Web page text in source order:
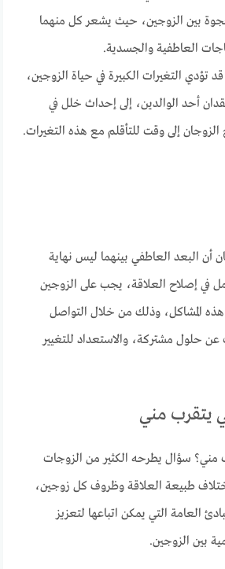
بين الزوجين، حيث يشعر كل منهما
العاطفية والجسدية.
تؤدي التغيرات الكبيرة في حياة الزوجين،
أحد الوالدين، إلى إحداث خلل في
إلى وقت للتأقلم مع هذه التغيرات.
أن البعد العاطفي بينهما ليس نهاية
في إصلاح العلاقة، يجب على الزوجين
المشاكل، وذلك من خلال التواصل
عن حلول مشتركة، والاستعداد للتغيير
يتقرب مني
سؤال يطرحه الكثير من الزوجات
طبيعة العلاقة وظروف كل زوجين،
العامة التي يمكن اتباعها لتعزيز
بين الزوجين.